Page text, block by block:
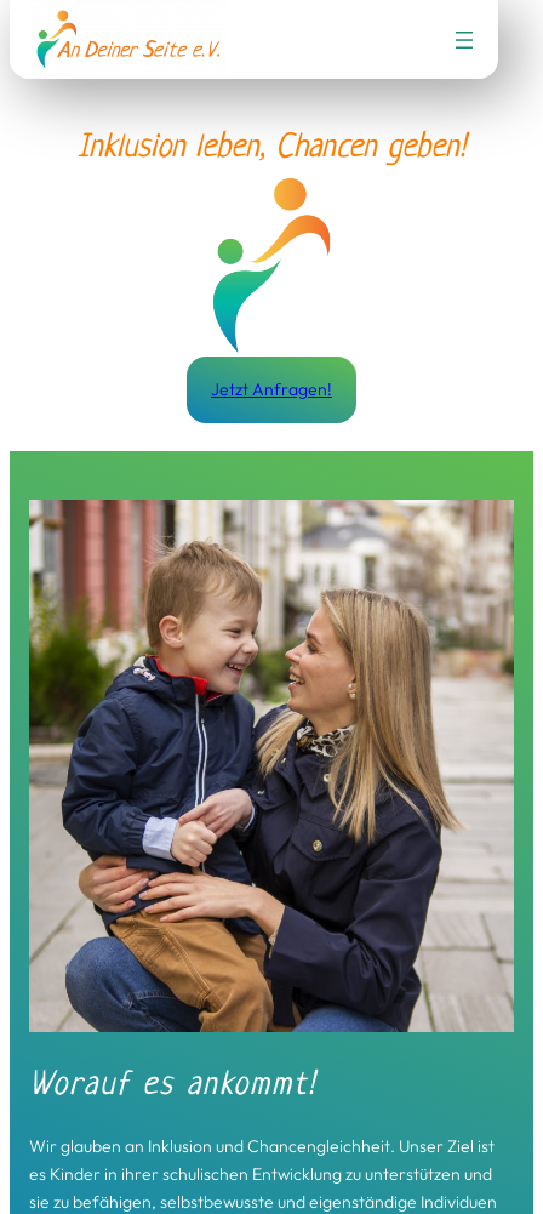
Inhalt
springen
Inklusion leben, Chancen geben!
Jetzt Anfragen!
Worauf es ankommt!
Wir glauben an Inklusion und Chancengleichheit. Unser Ziel ist
es Kinder in ihrer schulischen Entwicklung zu unterstützen und
sie zu befähigen, selbstbewusste und eigenständige Individuen